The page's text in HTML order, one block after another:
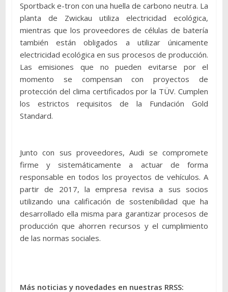
Sportback e-tron con una huella de carbono neutra. La
planta de Zwickau utiliza electricidad ecológica,
mientras que los proveedores de células de batería
también están obligados a utilizar únicamente
electricidad ecológica en sus procesos de producción.
Las emisiones que no pueden evitarse por el
momento se compensan con proyectos de
protección del clima certificados por la TÜV. Cumplen
los estrictos requisitos de la Fundación Gold
Standard.
Junto con sus proveedores, Audi se compromete
firme y sistemáticamente a actuar de forma
responsable en todos los proyectos de vehículos. A
partir de 2017, la empresa revisa a sus socios
utilizando una calificación de sostenibilidad que ha
desarrollado ella misma para garantizar procesos de
producción que ahorren recursos y el cumplimiento
de las normas sociales.
Más noticias y novedades en nuestras RRSS: